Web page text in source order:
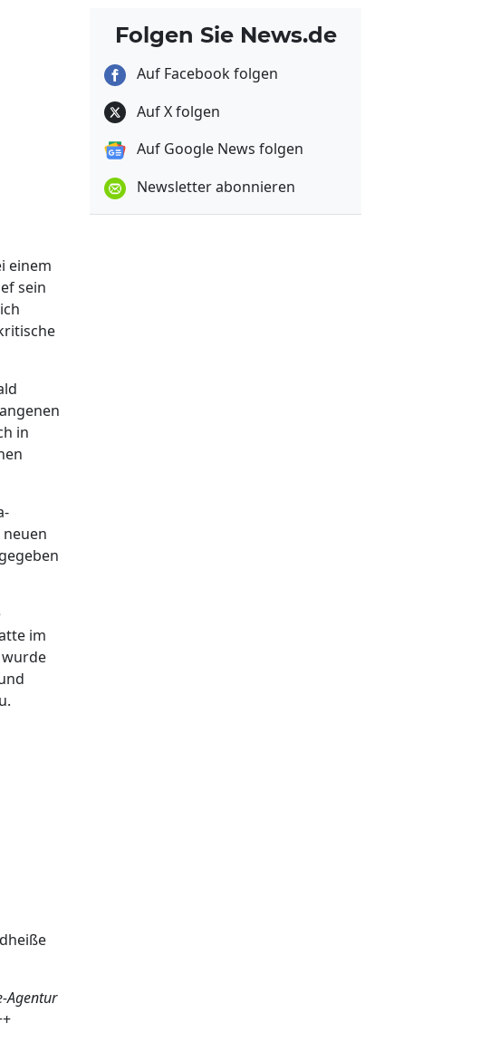
einem
sein
in
im
Agentur
Folgen Sie News.de
Auf Facebook folgen
Auf X folgen
Auf Google News folgen
Newsletter abonnieren